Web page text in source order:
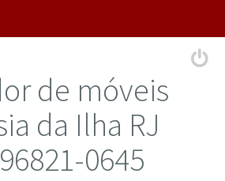
de móveis
da Ilha RJ
0645